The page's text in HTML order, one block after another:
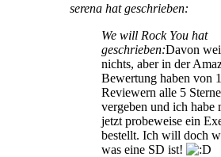
serena hat geschrieben:
We will Rock You hat
geschrieben:Davon
nichts, aber in der
Bewertung haben von
Reviewern alle 5 Sterne
vergeben und ich habe
jetzt probeweise ein
bestellt. Ich will doch
was eine SD ist!